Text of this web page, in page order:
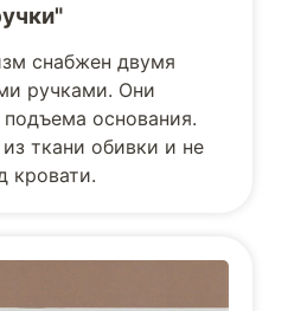
снабжен двумя
ручками. Они
основания.
ткани обивки и не
кровати.